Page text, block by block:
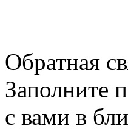
Обратная
Заполните
с вами в